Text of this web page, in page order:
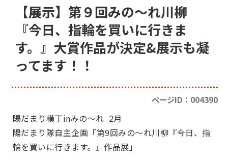
【展示】第９回みの～れ川柳
『今日、指輪を買いに行きま
す。』大賞作品が決定&展示も凝
ってます！！
ページID：004390
陽だまり横丁inみの～れ 2月
陽だまり隊自主企画「第9回みの～れ川柳 『今日、指
輪を買いに行きます。』作品展」